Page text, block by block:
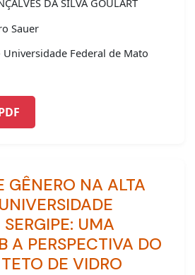
DA SILVA GOULART
Sauer
Universidade Federal de Mato
GÊNERO NA ALTA
UMA
A PERSPECTIVA DO
DE VIDRO